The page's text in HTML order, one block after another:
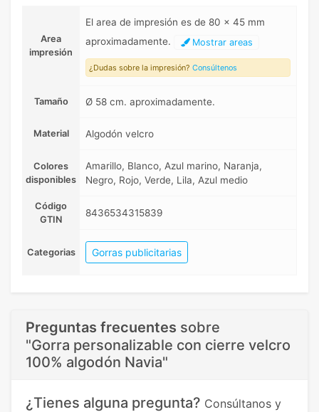
Area
impresión
El area de impresión es de 80 x 45 mm
aproximadamente.
Mostrar areas
¿Dudas sobre la impresión? Consúltenos
Tamaño Ø 58 cm. aproximadamente.
Material Algodón velcro
Colores
disponibles
Amarillo, Blanco, Azul marino, Naranja,
Negro, Rojo, Verde, Lila, Azul medio
Código
GTIN
8436534315839
Categorias Gorras publicitarias
Preguntas frecuentes sobre
"Gorra personalizable con cierre velcro
100% algodón Navia"
¿Tienes alguna pregunta? Consúltanos y